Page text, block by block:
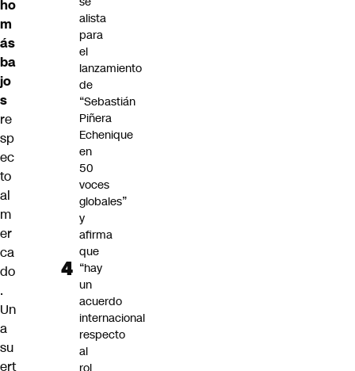
ho
m
ás
ba
jo
s
re
sp
ec
to
al
m
er
ca
do
.
Un
a
su
ert
alista
para
el
lanzamiento
de
“Sebastián
Piñera
Echenique
en
50
voces
globales”
y
afirma
que
“hay
un
acuerdo
internacional
respecto
al
rol